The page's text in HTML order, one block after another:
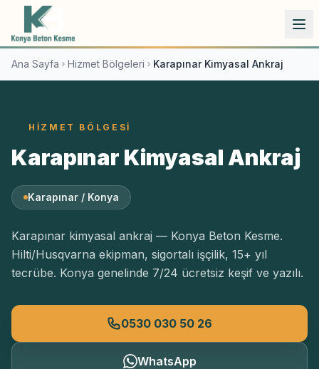
İçeriğe atla
Ana Sayfa Hizmet Bölgeleri Karapınar Kimyasal Ankraj
HIZMET BÖLGESI
Karapınar Kimyasal Ankraj
Karapınar / Konya
Karapınar kimyasal ankraj — Konya Beton Kesme.
Hilti/Husqvarna ekipman, sigortalı işçilik, 15+ yıl
tecrübe. Konya genelinde 7/24 ücretsiz keşif ve yazılı.
0530 030 50 26
WhatsApp